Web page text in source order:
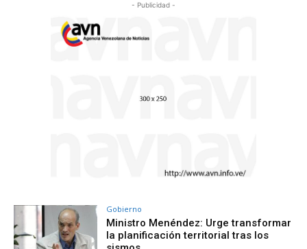
- Publicidad -
Gobierno
Ministro Menéndez: Urge transformar
la planificación territorial tras los